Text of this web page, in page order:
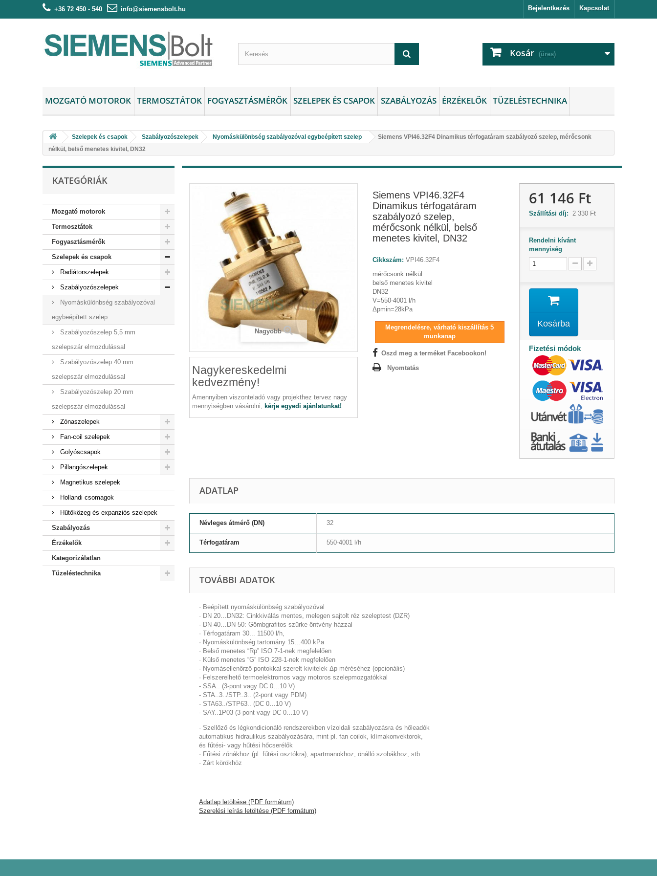
Kapcsolat
+36 72 450 - 540 info@siemensbolt.hu Bejelentkezés
Kosár (üres)
MOZGATÓ MOTOROK TERMOSZTÁTOK FOGYASZTÁSMÉRŐK SZELEPEK ÉS CSAPOK SZABÁLYOZÁS ÉRZÉKELŐK TÜZELÉSTECHNIKA
Szelepek és csapok Szabályozószelepek Nyomáskülönbség szabályozóval egybeépített szelep
Siemens VPI46.32F4 Dinamikus térfogatáram szabályozó szelep, mérőcsonk
nélkül, belső menetes kivitel, DN32
KATEGÓRIÁK
Mozgató motorok
Termosztátok
Fogyasztásmérők
Szelepek és csapok
Radiátorszelepek
Szabályozószelepek
Nyomáskülönbség szabályozóval
egybeépített szelep
Szabályozószelep 5,5 mm
szelepszár elmozdulással
Szabályozószelep 40 mm
szelepszár elmozdulással
Szabályozószelep 20 mm
szelepszár elmozdulással
Zónaszelepek
Fan-coil szelepek
Golyóscsapok
Pillangószelepek
Magnetikus szelepek
Hollandi csomagok
Hűtőközeg és expanziós szelepek
Szabályozás
Érzékelők
Kategorizálatlan
Tüzeléstechnika
Nagyobb
Nagykereskedelmi
kedvezmény!
Amennyiben viszonteladó vagy projekthez tervez nagy
mennyiségben vásárolni, kérje egyedi ajánlatunkat!
Siemens VPI46.32F4
Dinamikus térfogatáram
szabályozó szelep,
mérőcsonk nélkül, belső
menetes kivitel, DN32
Cikkszám: VPI46.32F4
mérőcsonk nélkül
belső menetes kivitel
DN32
V=550-4001 l/h
Δpmin=28kPa
Megrendelésre, várható kiszállítás 5
munkanap
Oszd meg a terméket Facebookon!
Nyomtatás
61 146 Ft
Szállítási díj: 2 330 Ft
Rendelni kívánt
mennyiség
Kosárba
Fizetési módok
ADATLAP
Névleges átmérő (DN) 32
Térfogatáram 550-4001 l/h
TOVÁBBI ADATOK
· Beépített nyomáskülönbség szabályozóval
· DN 20…DN32: Cinkkiválás mentes, melegen sajtolt réz szeleptest (DZR)
· DN 40…DN 50: Gömbgrafitos szürke öntvény házzal
· Térfogatáram 30... 11500 l/h,
· Nyomáskülönbség tartomány 15…400 kPa
· Belső menetes “Rp” ISO 7-1-nek megfelelően
· Külső menetes “G” ISO 228-1-nek megfelelően
· Nyomásellenőrző pontokkal szerelt kivitelek Δp méréséhez (opcionális)
· Felszerelhető termoelektromos vagy motoros szelepmozgatókkal
- SSA.. (3-pont vagy DC 0…10 V)
- STA..3../STP..3.. (2-pont vagy PDM)
- STA63../STP63.. (DC 0…10 V)
- SAY..1P03 (3-pont vagy DC 0…10 V)
· Szellőző és légkondicionáló rendszerekben vízoldali szabályozásra és hőleadók
automatikus hidraulikus szabályozására, mint pl. fan coilok, klímakonvektorok,
és fűtési- vagy hűtési hőcserélők
· Fűtési zónákhoz (pl. fűtési osztókra), apartmanokhoz, önálló szobákhoz, stb.
· Zárt körökhöz
Adatlap letöltése (PDF formátum)
Szerelési leírás letöltése (PDF formátum)